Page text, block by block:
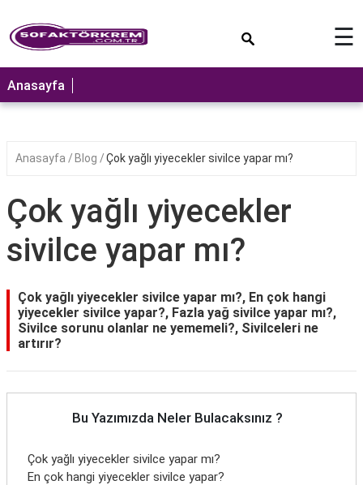
ANASAYFA
☰
Anasayfa
Anasayfa Blog Çok yağlı yiyecekler sivilce yapar mı?
Çok yağlı yiyecekler
sivilce yapar mı?
Çok yağlı yiyecekler sivilce yapar mı?, En çok hangi
yiyecekler sivilce yapar?, Fazla yağ sivilce yapar mı?,
Sivilce sorunu olanlar ne yememeli?, Sivilceleri ne
artırır?
Bu Yazımızda Neler Bulacaksınız ?
Çok yağlı yiyecekler sivilce yapar mı?
En çok hangi yiyecekler sivilce yapar?